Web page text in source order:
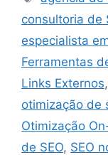
consultoria de
especialista
Ferramentas
Links Externos,
otimização de
Otimização
de SEO, SEO